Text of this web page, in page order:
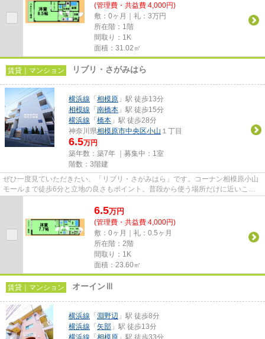
(管理費・共益費 4,000円)
敷：0ヶ月｜礼：3万円
所在階：1階
間取り：1K
面積：31.02㎡
賃貸｜マンション リブリ・さがみはら
横浜線 「 相模原 」駅 徒歩13分
相模線 「 南橋本 」駅 徒歩15分
横浜線 「 橋本 」駅 徒歩28分
神奈川県相模原市中央区小山 １丁目
6.5万円
築年数：築7年 ｜募集中： 1室
階数：3階建
ぜひ一度見ていただきたい、「リブリ・さがみはら」です。コーナン相模原小山
モールまで徒歩6分と立地の良さもポイント。普段から使う場所だけに近いこと
6.5万円
(管理費・共益費 4,000円)
敷：0ヶ月｜礼：0.5ヶ月
所在階：2階
間取り：1K
面積：23.60㎡
賃貸｜マンション オーインⅢ
横浜線 「 淵野辺 」駅 徒歩8分
横浜線 「 矢部 」駅 徒歩13分
横浜線 「 相模原 」駅 徒歩33分